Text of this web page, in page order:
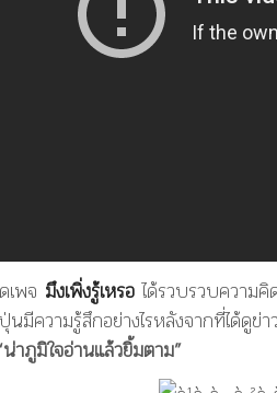
เพจ มึงเพิ่งรู้เหรอ ได้รวบรวบความ
มีความรู้สึกอย่างไรหลังจากที่ได้ดู
น่าภูมิใจอ่านแล้วยิ้มตาม”